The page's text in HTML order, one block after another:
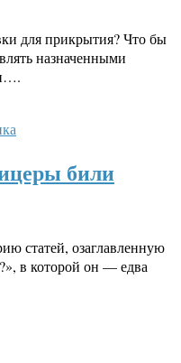
для прикрытия? Что бы
назначенными
били
статей, озаглавленную
в которой он — едва